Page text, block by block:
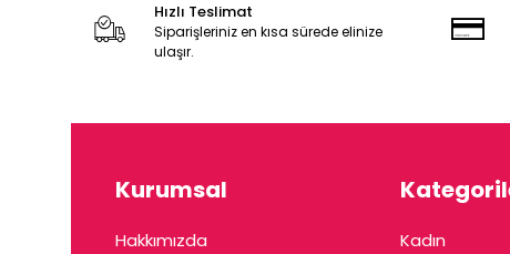
Hızlı Teslimat
Siparişleriniz en kısa sürede elinize
ulaşır.
Kurumsal
Hakkımızda
Kadın